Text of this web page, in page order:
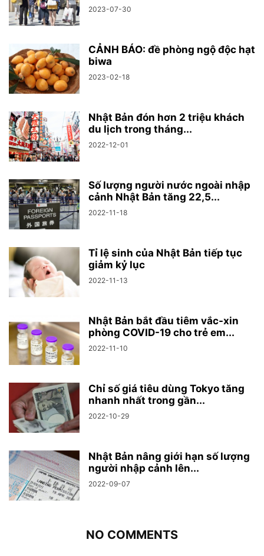
2023-07-30
CẢNH BÁO: đề phòng ngộ độc hạt
biwa
2023-02-18
Nhật Bản đón hơn 2 triệu khách
du lịch trong tháng...
2022-12-01
Số lượng người nước ngoài nhập
cảnh Nhật Bản tăng 22,5...
2022-11-18
Tỉ lệ sinh của Nhật Bản tiếp tục
giảm kỷ lục
2022-11-13
Nhật Bản bắt đầu tiêm vắc-xin
phòng COVID-19 cho trẻ em...
2022-11-10
Chỉ số giá tiêu dùng Tokyo tăng
nhanh nhất trong gần...
2022-10-29
Nhật Bản nâng giới hạn số lượng
người nhập cảnh lên...
2022-09-07
NO COMMENTS